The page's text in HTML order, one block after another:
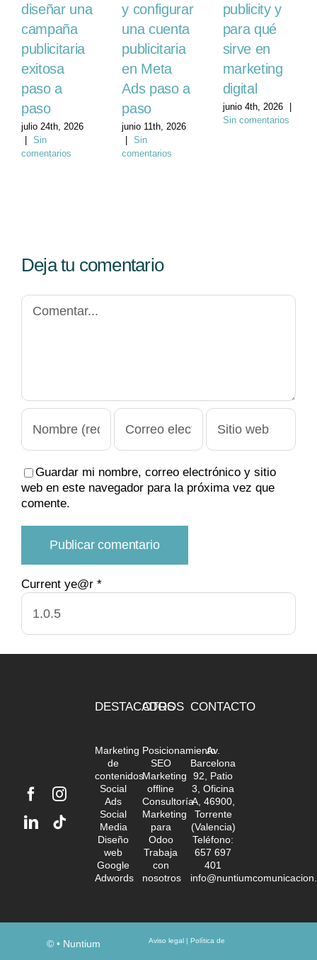
diseñar una
campaña
publicitaria
exitosa
paso a
paso
julio 24th, 2026
Sin
comentarios
y configurar
una cuenta
publicitaria
en Meta
Ads paso a
paso
junio 11th, 2026
Sin
comentarios
publicity y
para qué
sirve en
marketing
digital
junio 4th, 2026
Sin comentarios
Deja tu comentario
Comentar
Guardar mi nombre, correo electrónico y sitio
web en este navegador para la próxima vez que
comente.
Current ye@r *
DESTACADOS
Marketing
de
contenidos
Social
Ads
Social
Media
Diseño
web
Google
Adwords
OTROS
Posicionamiento
SEO
Marketing
offline
Consultoría
Marketing
para
Odoo
Trabaja
con
nosotros
CONTACTO
Av.
Barcelona
92, Patio
3, Oficina
A, 46900,
Torrente
(Valencia)
Teléfono:
657 697
401
©• Nuntium Aviso legal Política de